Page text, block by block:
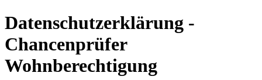
Datenschutzerklärung -
Chancenprüfer
Wohnberechtigung